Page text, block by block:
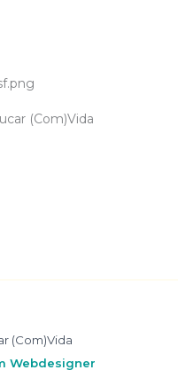
(Com)Vida
(Com)Vida
Webdesigner